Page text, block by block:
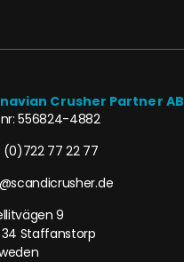
Crusher Partner AB
556824-4882
77 22 77
9
Staffanstorp